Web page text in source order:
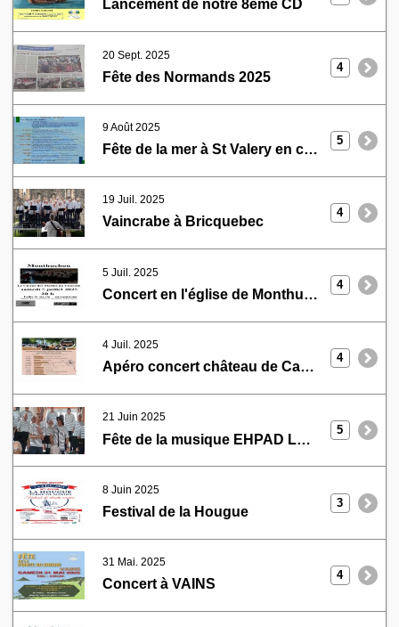
Lancement de notre 8ème CD
20 Sept. 2025
Fête des Normands 2025
4
9 Août 2025
Fête de la mer à St Valery en caux
5
19 Juil. 2025
Vaincrabe à Bricquebec
4
5 Juil. 2025
Concert en l'église de Monthuchon
4
4 Juil. 2025
Apéro concert château de Carneville
4
21 Juin 2025
Fête de la musique EHPAD Le Versailles Normand
5
8 Juin 2025
Festival de la Hougue
3
31 Mai. 2025
Concert à VAINS
4